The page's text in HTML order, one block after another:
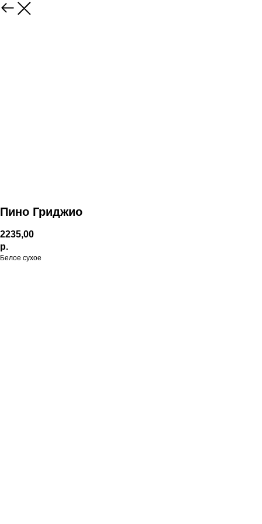
Пино Гриджио
2235,00
р.
Белое сухое